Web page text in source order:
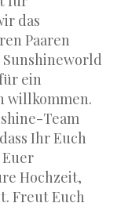
das
Paaren
ein
willkommen.
Team
Ihr Euch
Hochzeit,
Freut Euch